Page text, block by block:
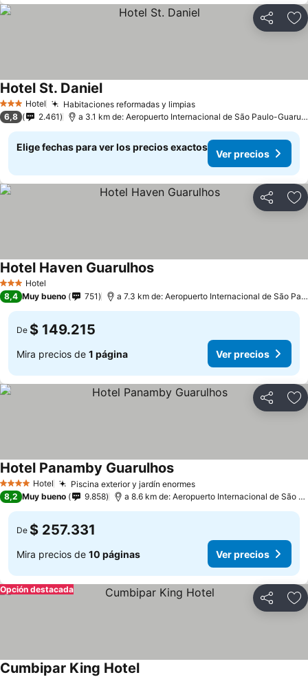
Compartir
3 Estrellas
Hotel Habitaciones reformadas y limpias
Hotel St. Daniel
6,8 2.461 a 3.1 km de: Aeropuerto Internacional de São Paulo-Guarulhos
Elige fechas para ver los precios exactos
Ver precios
Compartir
3 Estrellas
Hotel
Hotel Haven Guarulhos
8,4 Muy bueno 751 a 7.3 km de: Aeropuerto Internacional de São Paulo-Guarulhos
De $ 149.215
Mira precios de 1 página Ver precios
Compartir
4 EstrellasHotel Piscina exterior y jardín enormes
Hotel Panamby Guarulhos
8,2 Muy bueno 9.858 a 8.6 km de: Aeropuerto Internacional de São Paulo-Guarulhos
De $ 257.331
Mira precios de 10 páginas Ver precios
Compartir
Opción destacada
Cumbipar King Hotel